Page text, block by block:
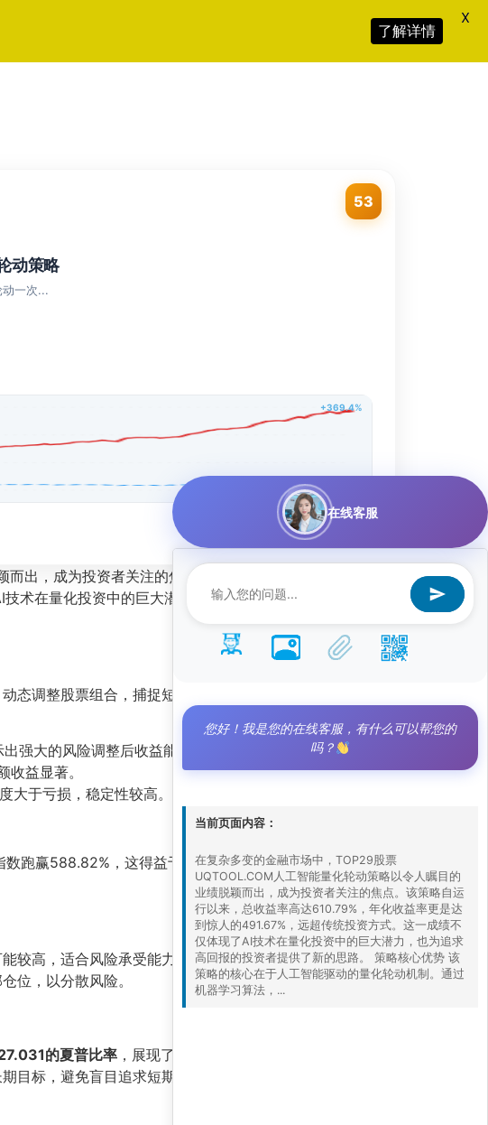
53
动策略
一次...
+369.4%
而出，成为投资者关注的焦点。该策略自运行以来，
术在量化投资中的巨大潜力，也为追求高回报的投资者提供
态调整股票组合，捕捉短期趋势和波动机会。与传统的被动
强大的风险调整后收益能力。
益显著。
大于亏损，稳定性较高。
跑赢588.82%，这得益于AI模型对市场节奏的精准把握。
较高，适合风险承受能力较强的投资者。此外，策略基于历
位，以分散风险。
的夏普比率 ，展现了AI量化投资的强大实力。对于追求
标，避免盲目追求短期暴利。未来，随着AI技术的迭代，
了解详情
X
在线客服
您好！我是您的在线客服，有什么可以帮您的
吗？
当前页面内容：
在复杂多变的金融市场中，TOP29股票
UQTOOL.COM人工智能量化轮动策略以令人瞩目的
业绩脱颖而出，成为投资者关注的焦点。该策略自运
行以来，总收益率高达610.79%，年化收益率更是达
到惊人的491.67%，远超传统投资方式。这一成绩不
仅体现了AI技术在量化投资中的巨大潜力，也为追求
高回报的投资者提供了新的思路。 策略核心优势 该
策略的核心在于人工智能驱动的量化轮动机制。通过
机器学习算法，...